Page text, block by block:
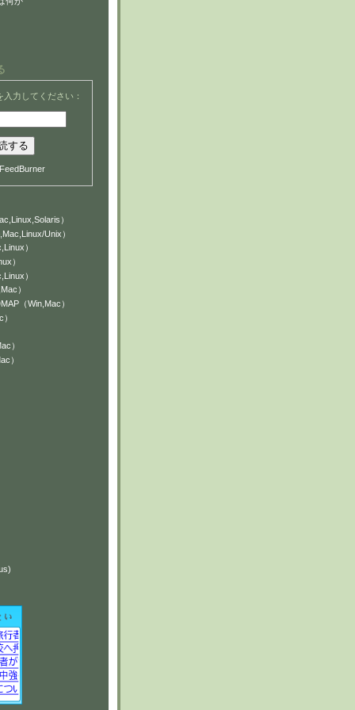
入力してください：
FeedBurner
）
Unix）
）
）
）
）
（Win,Mac）
）
）